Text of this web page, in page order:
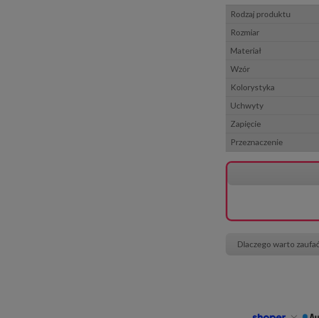
Rodzaj produktu
Rozmiar
Materiał
Wzór
Kolorystyka
Uchwyty
Zapięcie
Przeznaczenie
Dlaczego warto